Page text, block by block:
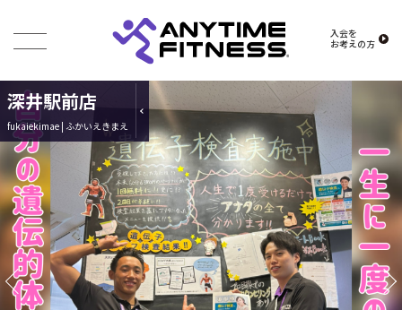
入会を
お考えの方
深井駅前店
fukaiekimae | ふかいえきまえ